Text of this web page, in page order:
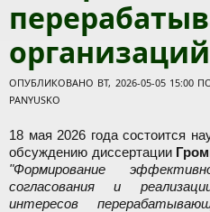
ОПУБЛИКОВАНО ВТ, 2026-05-05 15:00
PANYUSKO
18 мая 2026 года состоится
обсуждению диссертации
"Формирование
согласования и
интересов